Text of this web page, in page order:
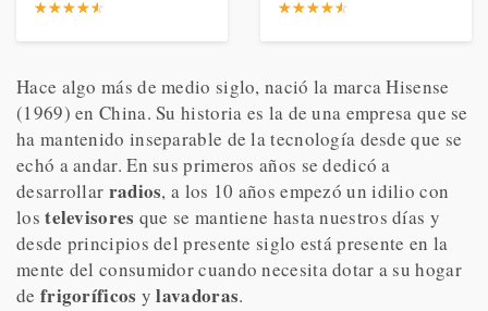
Inteligente α7 Gen3,
☆☆☆☆☆
★★★★★
HDR 10+, Control por
☆☆☆☆☆
★★★★★
Hace algo más de medio siglo, nació la marca Hisense
(1969) en China. Su historia es la de una empresa que se
ha mantenido inseparable de la tecnología desde que se
echó a andar. En sus primeros años se dedicó a
desarrollar radios, a los 10 años empezó un idilio con
lostelevisores que se mantiene hasta nuestros días y
desde principios del presente siglo está presente en la
mente del consumidor cuando necesita dotar a su hogar
de frigoríficos ylavadoras.